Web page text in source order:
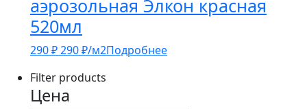
аэрозольная Элкон красная
520мл
290₽290₽/м2Подробнее
Filter products
Цена